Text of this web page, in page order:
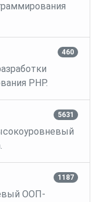
460
PHP.
5631
1187
ООП-